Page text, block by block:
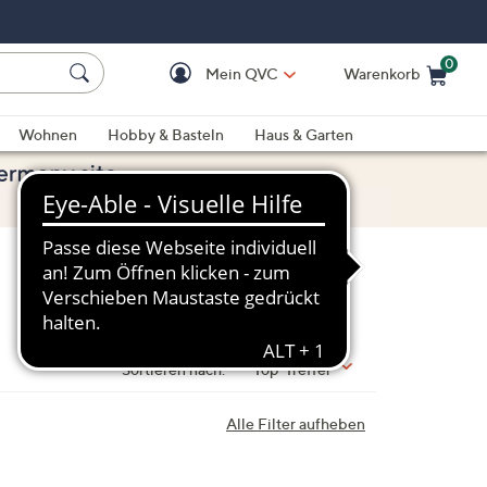
Mein QVC Warenkorb
0
Wohnen Hobby & Basteln
Haus & Garten
Sortieren nach: Top-Treffer
Alle Filter aufheben